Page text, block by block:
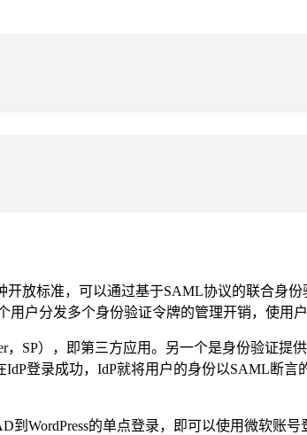
放标准，可以通过基于SAML协议的联合身
户分发多个身份验证令牌的管理开销，使用
SP），即第三方应用。另一个是身份验证提
登录成功，IdP就将用户的身份以SAML断言
到WordPress的单点登录，即可以使用微软账